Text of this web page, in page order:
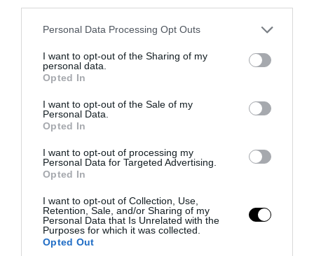
Please note that this website/app uses one or more Google
not limited to your visit or usage behaviour. You may click to
grant or deny consent to Google and its third-party tags to
use your data for below specified purposes in below Google
consent section.
Personal Data Processing Opt Outs
I want to opt-out of the Sharing of my
personal data.
Opted In
I want to opt-out of the Sale of my
Personal Data.
Opted In
I want to opt-out of processing my
Personal Data for Targeted Advertising.
Opted In
I want to opt-out of Collection, Use,
Retention, Sale, and/or Sharing of my
Personal Data that Is Unrelated with the
Purposes for which it was collected.
Opted Out
07.08.2026 | 07:38
PRONEWS.GR /ΕΣΩΤΕΡΙΚΗ ΑΣΦΑΛΕΙΑ